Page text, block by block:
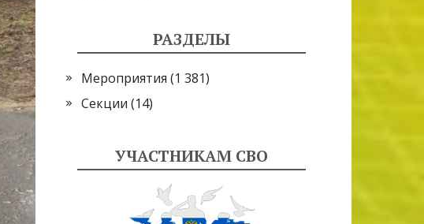
РАЗДЕЛЫ
Мероприятия (1 381)
Секции (14)
УЧАСТНИКАМ СВО